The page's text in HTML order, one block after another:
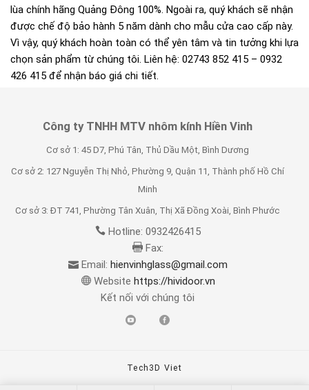
lùa chính hãng Quảng Đông 100%. Ngoài ra, quý khách sẽ nhận
được chế độ bảo hành 5 năm dành cho mẫu cửa cao cấp này.
Vì vậy, quý khách hoàn toàn có thể yên tâm và tin tưởng khi lựa
chọn sản phẩm từ chúng tôi. Liên hệ: 02743 852 415 – 0932
426 415 để nhận báo giá chi tiết.
Công ty TNHH MTV nhôm kính Hiền Vinh
Cơ sở 1: 45 D7, Phú Tân, Thủ Dầu Một, Bình Dương
Cơ sở 2: 127 Nguyễn Thị Nhỏ, Phường 9, Quận 11, Thành phố Hồ Chí
Minh
Cơ sở 3: ĐT 741, Phường Tân Xuân, Thị Xã Đồng Xoài, Bình Phước
Hotline: 0932426415
Fax:
Email: hienvinhglass@gmail.com
Website https://hividoor.vn
Kết nối với chúng tôi
Tech3D Viet